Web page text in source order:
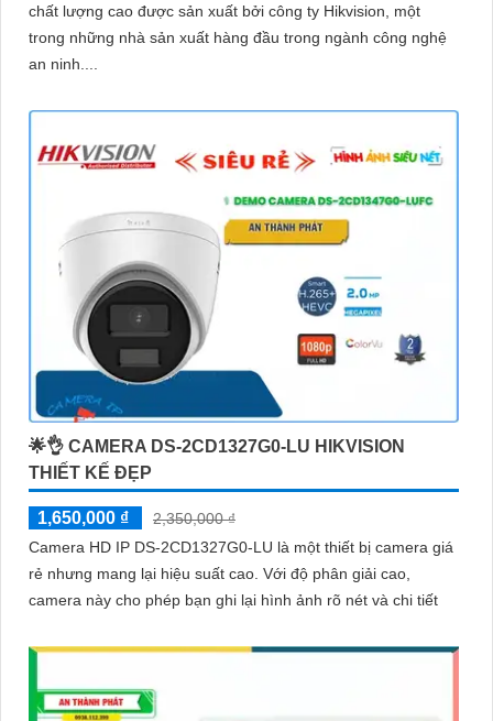
chất lượng cao được sản xuất bởi công ty Hikvision, một
trong những nhà sản xuất hàng đầu trong ngành công nghệ
an ninh....
🌟👌 CAMERA DS-2CD1327G0-LU HIKVISION
THIẾT KẾ ĐẸP
1,650,000 ₫
2,350,000 ₫
Camera HD IP DS-2CD1327G0-LU là một thiết bị camera giá
rẻ nhưng mang lại hiệu suất cao. Với độ phân giải cao,
camera này cho phép bạn ghi lại hình ảnh rõ nét và chi tiết